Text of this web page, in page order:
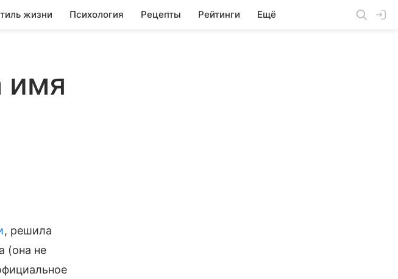
жизни Психология Рецепты Рейтинги Ещё
имя
, решила
(она не